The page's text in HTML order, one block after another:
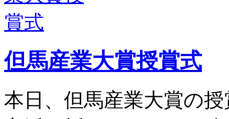
但馬産業大賞授賞式
本日、但馬産業大賞の